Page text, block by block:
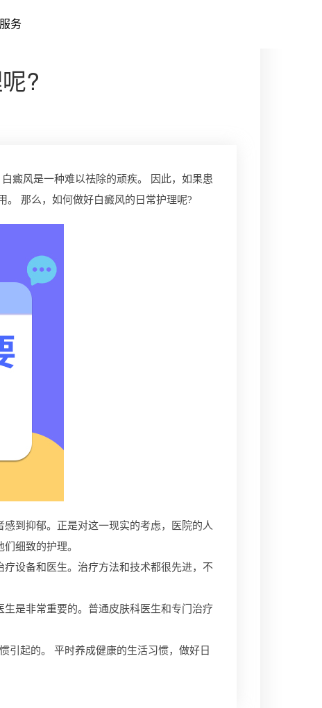
务
?
癜风是一种难以祛除的顽疾。 因此，如果患
。 那么，如何做好白癜风的日常护理呢?
到抑郁。正是对这一现实的考虑，医院的人
细致的护理。
设备和医生。治疗方法和技术都很先进，不
是非常重要的。普通皮肤科医生和专门治疗
引起的。 平时养成健康的生活习惯，做好日